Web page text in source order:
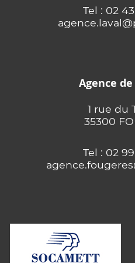
Tel : 02
Agence
1 rue du
35300
Tel : 02